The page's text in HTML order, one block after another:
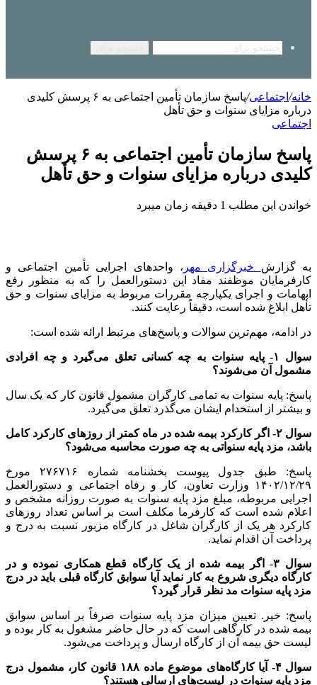
خانه/ اجتماعی/
پاسخ سازمان تأمین اجتماعی به ۶ پرسش کلیدی
درباره مزایای سنوات و حق تأهل
اجتماعی
پاسخ سازمان تأمین اجتماعی به ۶ پرسش
کلیدی درباره مزایای سنوات و حق تأهل
خواندن این مطلب 1 دقیقه زمان میبرد
به گزارش خبرگزاری مهر ، واحدهای اجرایی تأمین اجتماعی و
کارفرمایان موظفند مفاد این دستورالعمل را که به منظور رفع
ابهامات و اجرای یکپارچه مقررات مربوط به مزایای سنوات و حق
تأهل ابلاغ شده است، دقیقاً رعایت کنند.
در ادامه، مهم‌ترین سوالات و پاسخ‌های مرتبط ارائه شده است:
سوال ۱- پایه سنوات به چه کسانی تعلق می‌گیرد و چه افرادی
مشمول آن می‌شوند؟
پاسخ: پایه سنوات به تمامی کارگران مشمول قانون کار که یک سال
و بیشتر از استخدام ایشان می‌گذرد تعلق می‌گیرد.
سوال ۲- اگر کارکرد بیمه شده در ماه کمتر از روزهای کارکرد کامل
باشد، مزد پایه سنواتی به چه صورت محاسبه می‌شود؟
پاسخ: طبق جدول پیوست بخشنامه شماره ۲۷۶۷۱۶ مورخ
۲۹/‏۱۲/‏۱۴۰۲‬ وزارت تعاون، کار و رفاه اجتماعی و دستورالعمل
اجرایی مربوطه، مبلغ مزد پایه سنوات به صورت روزانه مشخص و
اعلام شده است که کارفرما مکلف است بر اساس تعداد روزهای
کارکرد هر یک از کارگران شاغل در کارگاه مزبور نسبت به درج و
پرداخت آن اقدام نماید.
سوال ۳- اگر بیمه شده از یک کارگاه قطع همکاری نموده و در
کارگاه دیگری شروع به کار نماید آیا سوابق کارگاه قبلی باید در درج
مزد پایه سنوات مد نظر قرار گیرد؟
پاسخ: خیر. تعیین میزان مزد پایه سنوات صرفاً بر اساس سوابق
بیمه شده در کارگاهی است که در حال حاضر مشغول به کار بوده و
لیست حق بیمه آن از کارگاه ارسال و پرداخت می‌شود.
سوال ۴- آیا کارگاه‌های موضوع ماده ۱۸۸ قانون کار، مشمول درج
مزد پایه سنوات در لیست‌های ارسالی هستند؟